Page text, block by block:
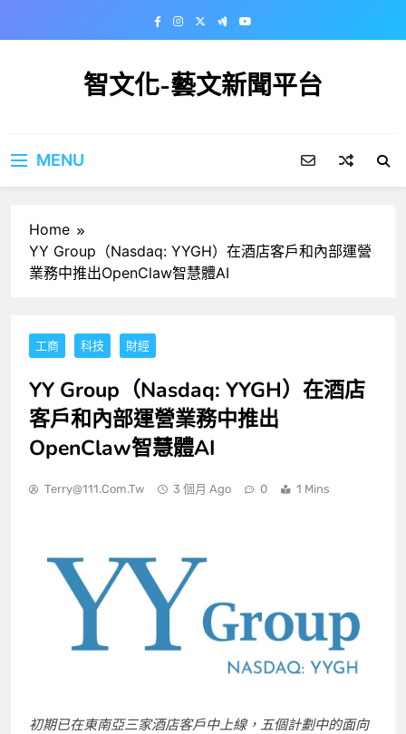
智文化-藝文新聞平台
MENU
Home
YY Group（Nasdaq: YYGH）在酒店客戶和內部運營
業務中推出OpenClaw智慧體AI
工商 科技 財經
YY Group（Nasdaq: YYGH）在酒店
客戶和內部運營業務中推出
OpenClaw智慧體AI
Terry@111.com.tw 3 個月 Ago 0 1 Mins
初期已在東南亞三家酒店客戶中上線，五個計劃中的面向